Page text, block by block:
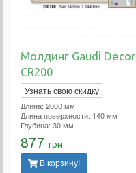
Молдинг Gaudi Decor
CR200
Узнать свою скидку
Длина: 2000 мм
Длина поверхности: 140 мм
Глубина: 30 мм
877 грн
В корзину!